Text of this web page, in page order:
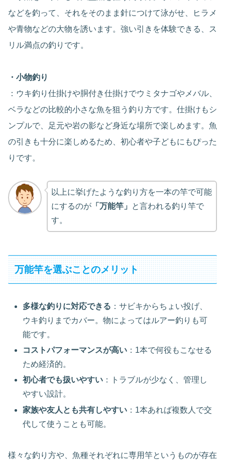
などを釣って、それをそのまま針につけて泳がせ、ヒラメ
や青物などの大物を誘います。強い引きを体験できる、ス
リル満点の釣りです。
・小物釣り
：ウキ釣り仕掛けや胴付き仕掛けでウミタナゴやメバル、
ベラなどの比較的小さな魚を狙う釣り方です。仕掛けもシ
ンプルで、足元や岩の影など身近な場所で楽しめます。魚
の引きも十分に楽しめるため、初心者や子どもにもぴった
りです。
以上に挙げたような釣り方を一本の竿で可能
にするのが「万能竿」
と言われる釣り竿で
す。
万能竿を選ぶことのメリット
多様な釣りに対応できる ：サビキからちょい投げ、
ウキ釣りまでカバー。物によってはルアー釣りも可
能です。
コストパフォーマンスが高い ：1本で何役もこなせる
ため経済的。
初心者でも扱いやすい ：トラブルが少なく、管理し
やすい設計。
家族や友人とも共有しやすい ：1本あれば複数人で交
代して使うことも可能。
様々な釣り方や、魚種それぞれに専用竿というものが存在